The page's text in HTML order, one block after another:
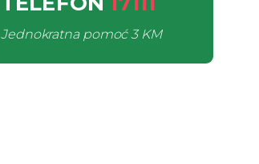
Jednokratna pomoć3 KM